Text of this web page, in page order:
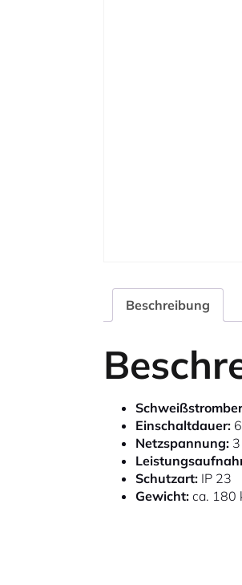
Beschreibung
Einschaltdauer:
Netzspannung:
Schutzart: IP 23
Gewicht: ca. 180